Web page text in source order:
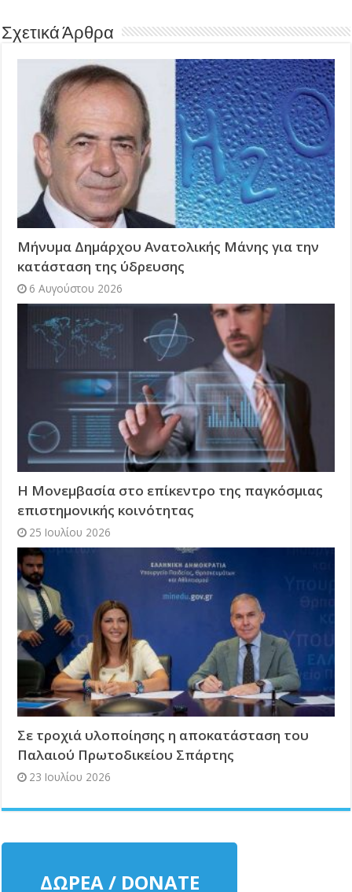
Σχετικά Άρθρα
Μήνυμα Δημάρχου Ανατολικής Μάνης για την
κατάσταση της ύδρευσης
6 Αυγούστου 2026
Η Μονεμβασία στο επίκεντρο της παγκόσμιας
επιστημονικής κοινότητας
25 Ιουλίου 2026
Σε τροχιά υλοποίησης η αποκατάσταση του
Παλαιού Πρωτοδικείου Σπάρτης
23 Ιουλίου 2026
ΔΩΡΕΑ / DONATE